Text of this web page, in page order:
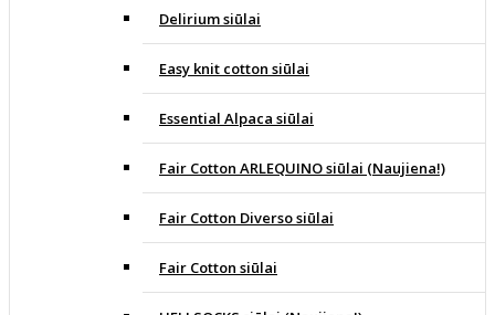
Delirium siūlai
Easy knit cotton siūlai
Essential Alpaca siūlai
Fair Cotton ARLEQUINO siūlai (Naujiena!)
Fair Cotton Diverso siūlai
Fair Cotton siūlai